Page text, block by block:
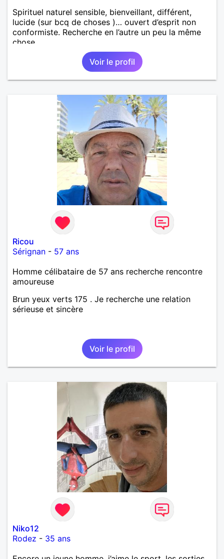
Spirituel naturel sensible, bienveillant, différent,
lucide (sur bcq de choses )… ouvert d’esprit non
conformiste. Recherche en l’autre un peu la même
chose…
Voir le profil
Ricou
Sérignan - 57 ans
Homme célibataire de 57 ans recherche rencontre
amoureuse
Brun yeux verts 175 . Je recherche une relation
sérieuse et sincère
Voir le profil
Niko12
Rodez - 35 ans